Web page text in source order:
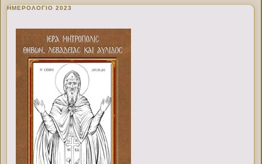
ΗΜΕΡΟΛΟΓΙΟ 2023